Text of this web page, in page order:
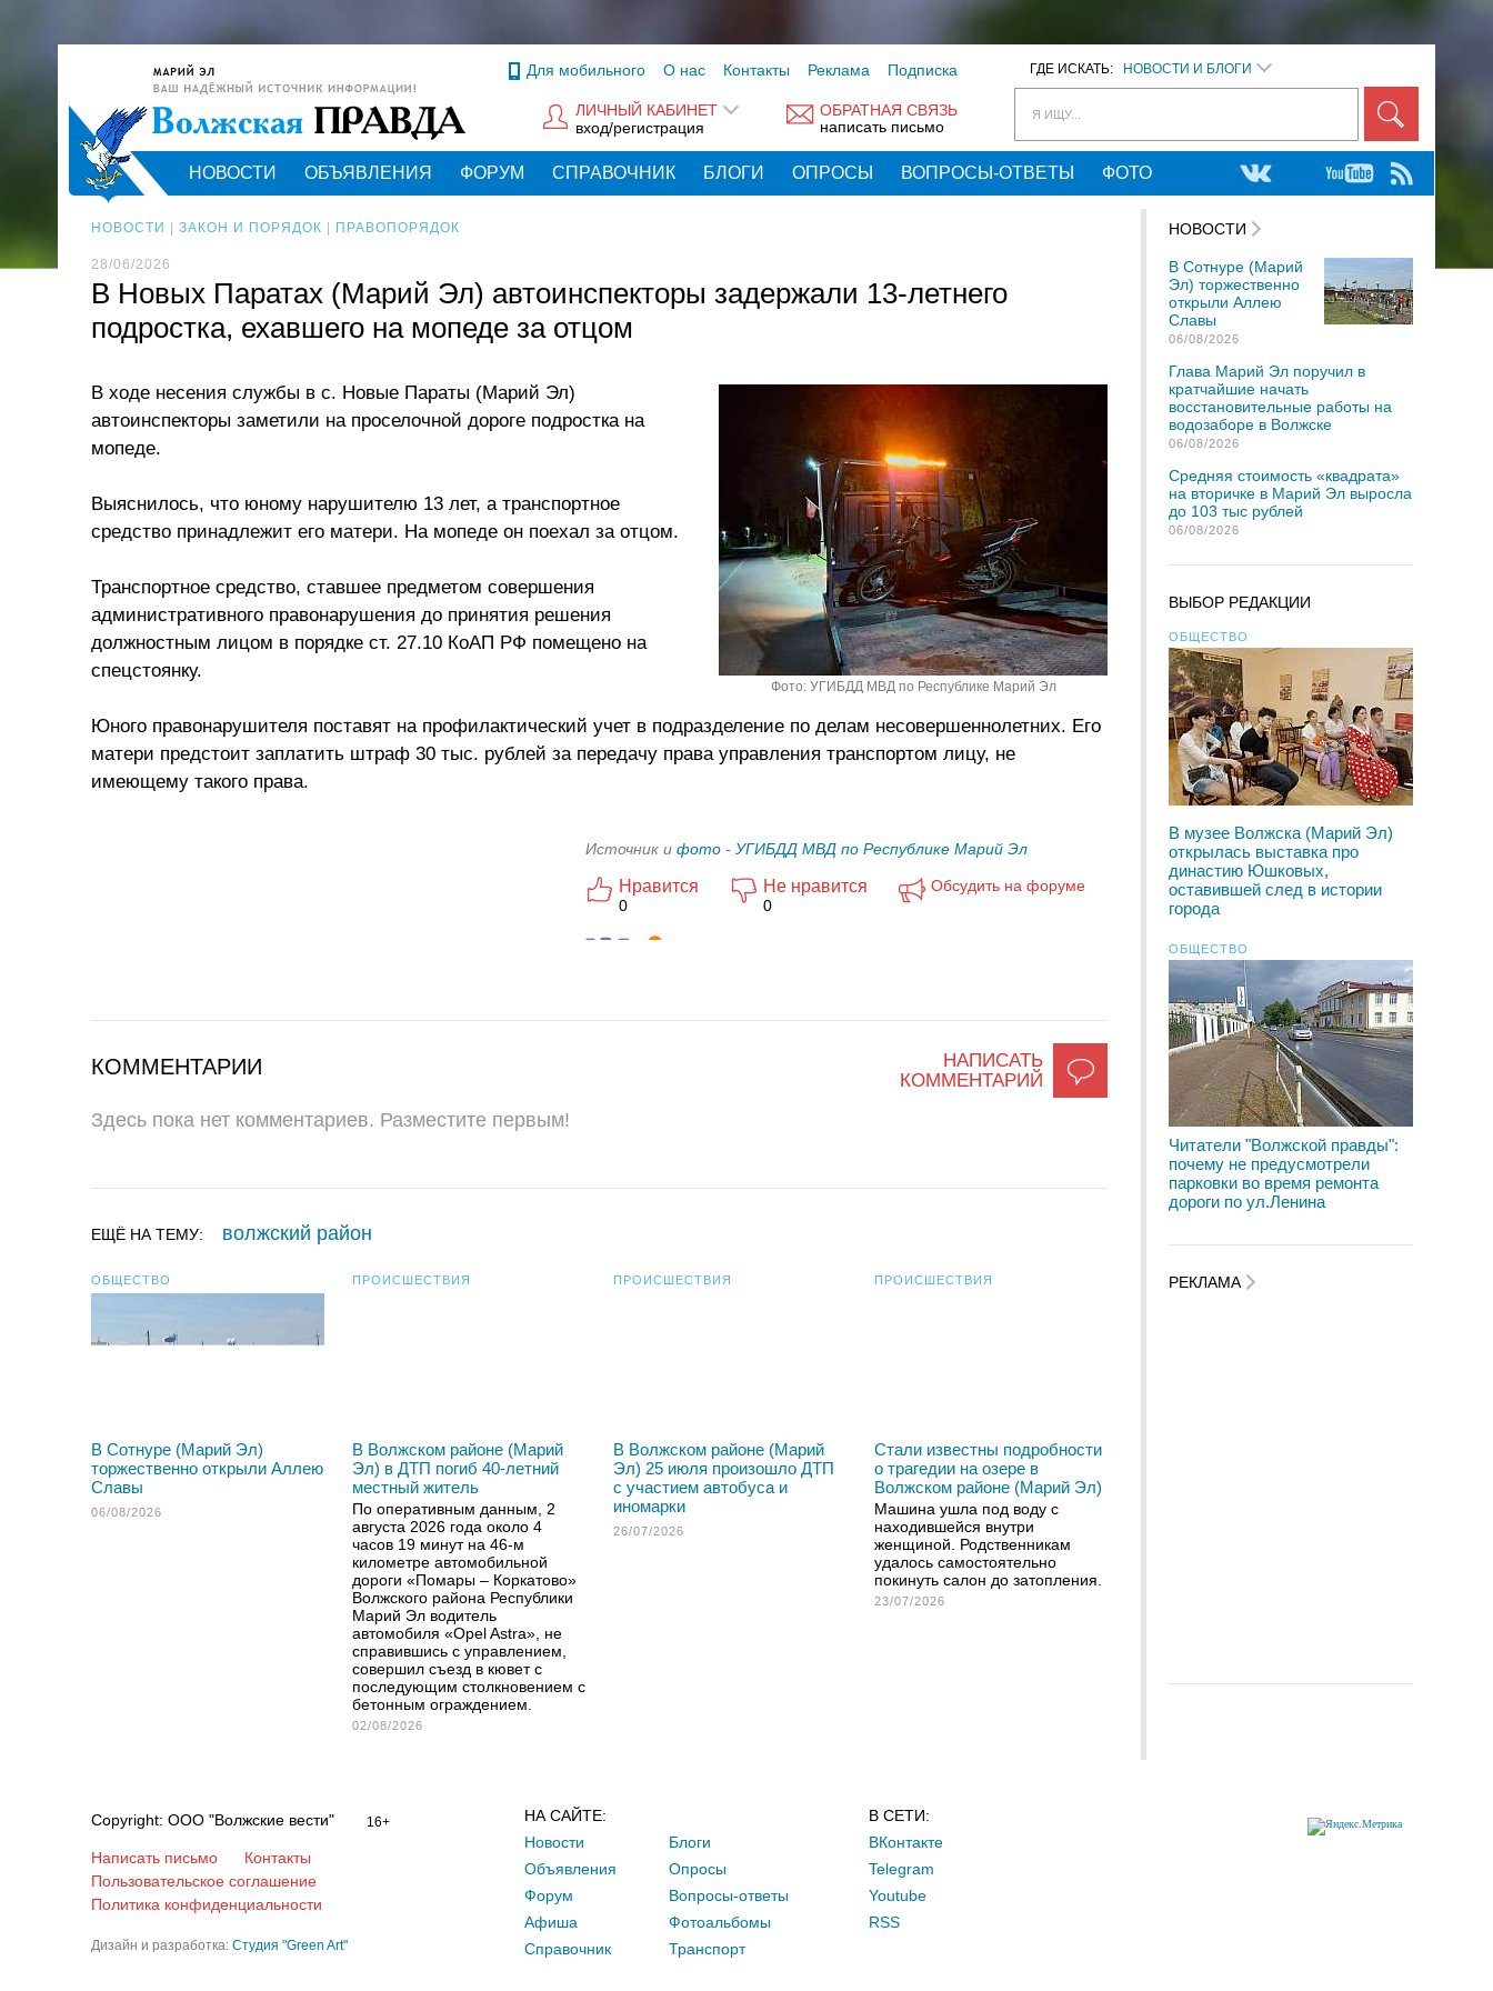
ГДЕ ИСКАТЬ: НОВОСТИ И БЛОГИ
Я ИЩУ...
Для мобильного О нас Контакты Реклама Подписка
ОБРАТНАЯ СВЯЗЬ
написать письмо
ЛИЧНЫЙ КАБИНЕТ
вход/регистрация
НОВОСТИ ОБЪЯВЛЕНИЯ ФОРУМ СПРАВОЧНИК БЛОГИ ОПРОСЫ ВОПРОСЫ-ОТВЕТЫ ФОТО
НОВОСТИ ЗАКОН И ПОРЯДОК ПРАВОПОРЯДОК
28/06/2026
В Новых Паратах (Марий Эл) автоинспекторы задержали 13-летнего
подростка, ехавшего на мопеде за отцом
Фото: УГИБДД МВД по Республике Марий Эл
В ходе несения службы в с. Новые Параты (Марий Эл)
автоинспекторы заметили на проселочной дороге подростка на
мопеде.
Выяснилось, что юному нарушителю 13 лет, а транспортное
средство принадлежит его матери. На мопеде он поехал за отцом.
Транспортное средство, ставшее предметом совершения
административного правонарушения до принятия решения
должностным лицом в порядке ст. 27.10 КоАП РФ помещено на
спецстоянку.
Юного правонарушителя поставят на профилактический учет в подразделение по делам несовершеннолетних. Его
матери предстоит заплатить штраф 30 тыс. рублей за передачу права управления транспортом лицу, не
имеющему такого права.
Источник и фото - УГИБДД МВД по Республике Марий Эл
Нравится
0
Не нравится
0
Обсудить на форуме
НАПИСАТЬ
КОММЕНТАРИЙ
КОММЕНТАРИИ
Здесь пока нет комментариев. Разместите первым!
ЕЩЁ НА ТЕМУ: волжский район
ОБЩЕСТВО
В Сотнуре (Марий Эл)
торжественно открыли Аллею
Славы
06/08/2026
ПРОИСШЕСТВИЯ
В Волжском районе (Марий
Эл) в ДТП погиб 40-летний
местный житель
По оперативным данным, 2
августа 2026 года около 4
часов 19 минут на 46-м
километре автомобильной
дороги «Помары – Коркатово»
Волжского района Республики
Марий Эл водитель
автомобиля «Opel Astra», не
справившись с управлением,
совершил съезд в кювет с
последующим столкновением с
бетонным ограждением.
02/08/2026
ПРОИСШЕСТВИЯ
В Волжском районе (Марий
Эл) 25 июля произошло ДТП
с участием автобуса и
иномарки
26/07/2026
ПРОИСШЕСТВИЯ
Стали известны подробности
о трагедии на озере в
Волжском районе (Марий Эл)
Машина ушла под воду с
находившейся внутри
женщиной. Родственникам
удалось самостоятельно
покинуть салон до затопления.
23/07/2026
НОВОСТИ
В Сотнуре (Марий
Эл) торжественно
открыли Аллею
Славы
06/08/2026
Глава Марий Эл поручил в
кратчайшие начать
восстановительные работы на
водозаборе в Волжске
06/08/2026
Средняя стоимость «квадрата»
на вторичке в Марий Эл выросла
до 103 тыс рублей
06/08/2026
ВЫБОР РЕДАКЦИИ
ОБЩЕСТВО
В музее Волжска (Марий Эл)
открылась выставка про
династию Юшковых,
оставившей след в истории
города
ОБЩЕСТВО
Читатели "Волжской правды":
почему не предусмотрели
парковки во время ремонта
дороги по ул.Ленина
РЕКЛАМА
Copyright: ООО "Волжские вести" 16+
Написать письмо
Контакты
Пользовательское соглашение
Политика конфиденциальности
Дизайн и разработка: Студия "Green Art"
НА САЙТЕ:
Новости
Объявления
Форум
Афиша
Справочник
Блоги
Опросы
Вопросы-ответы
Фотоальбомы
Транспорт
В СЕТИ:
ВКонтакте
Telegram
Youtube
RSS